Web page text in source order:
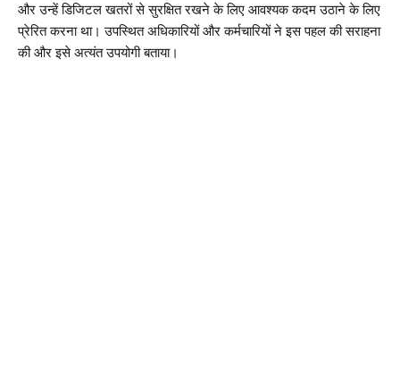
और उन्हें डिजिटल खतरों से सुरक्षित रखने के लिए आवश्यक कदम उठाने के लिए
प्रेरित करना था। उपस्थित अधिकारियों और कर्मचारियों ने इस पहल की सराहना
की और इसे अत्यंत उपयोगी बताया।